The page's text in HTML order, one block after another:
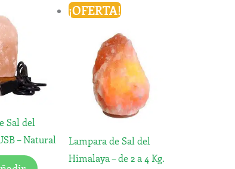
Sal del
– Natural
¡OFERTA!
Lampara de Sal del
Himalaya – de 2 a 4 Kg.
El
precio
original
era:
21,95€.
actual
es:
16,34€.